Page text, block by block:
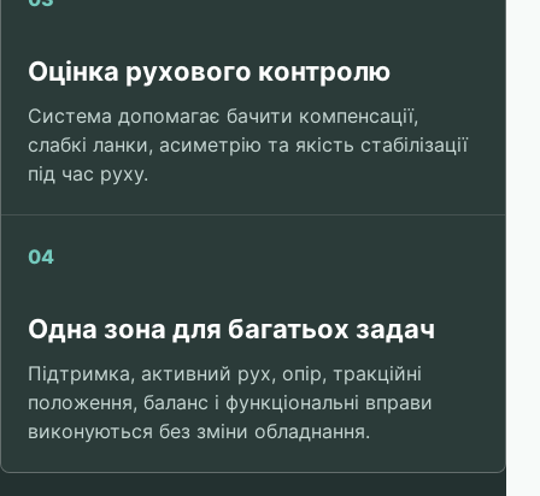
Оцінка рухового контролю
Система допомагає бачити компенсації,
слабкі ланки, асиметрію та якість стабілізації
під час руху.
04
Одна зона для багатьох задач
Підтримка, активний рух, опір, тракційні
положення, баланс і функціональні вправи
виконуються без зміни обладнання.